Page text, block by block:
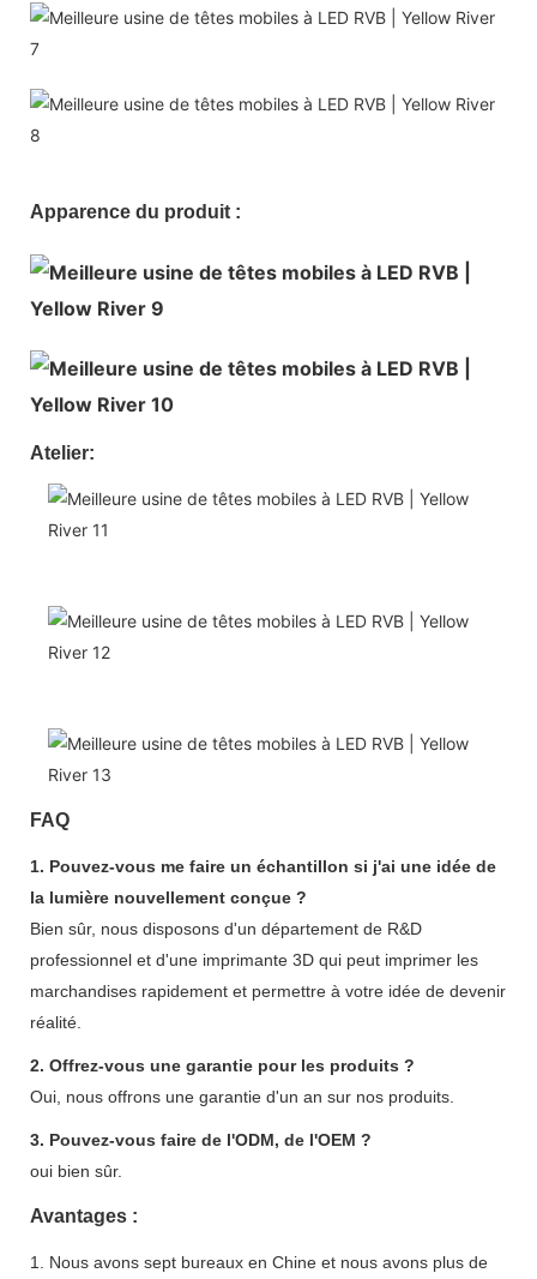
Apparence du produit :
Atelier:
FAQ
1. Pouvez-vous me faire un échantillon si j'ai une idée de
la lumière nouvellement conçue ?
Bien sûr, nous disposons d'un département de R&D
professionnel et d'une imprimante 3D qui peut imprimer les
marchandises rapidement et permettre à votre idée de devenir
réalité.
2. Offrez-vous une garantie pour les produits ?
Oui, nous offrons une garantie d'un an sur nos produits.
3. Pouvez-vous faire de l'ODM, de l'OEM ?
oui bien sûr.
Avantages :
1. Nous avons sept bureaux en Chine et nous avons plus de